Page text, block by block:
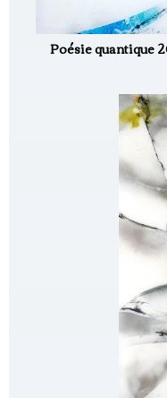
Poésie quantique